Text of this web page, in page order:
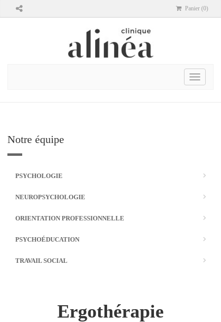
Panier (0)
Toggle
Notre équipe
PSYCHOLOGIE
NEUROPSYCHOLOGIE
ORIENTATION PROFESSIONNELLE
PSYCHOÉDUCATION
TRAVAIL SOCIAL
Ergothérapie